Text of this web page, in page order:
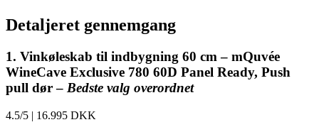
Detaljeret gennemgang
1. Vinkøleskab til indbygning 60 cm – mQuvée
WineCave Exclusive 780 60D Panel Ready, Push
pull dør – Bedste valg overordnet
4.5/5 | 16.995 DKK